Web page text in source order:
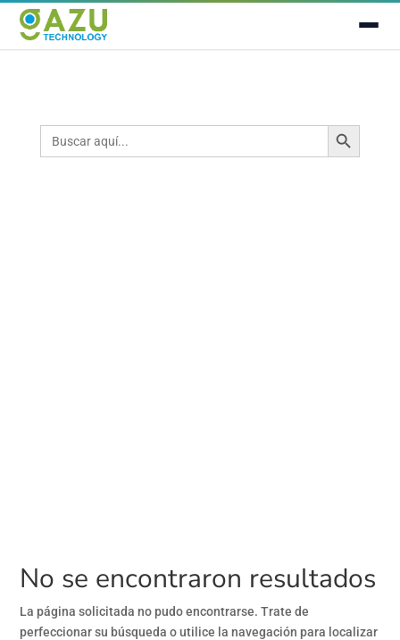
Buscar: Botón de búsqueda
No se encontraron resultados
La página solicitada no pudo encontrarse. Trate de
perfeccionar su búsqueda o utilice la navegación para localizar